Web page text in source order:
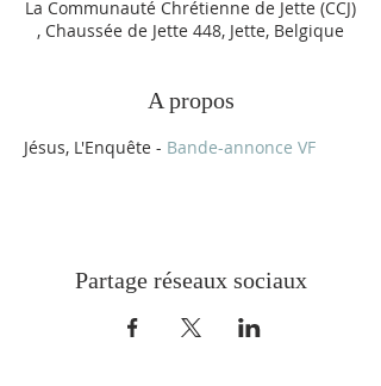
La Communauté Chrétienne de Jette (CCJ)
, Chaussée de Jette 448, Jette, Belgique
A propos
Jésus, L'Enquête - Bande-annonce VF
Partage réseaux sociaux